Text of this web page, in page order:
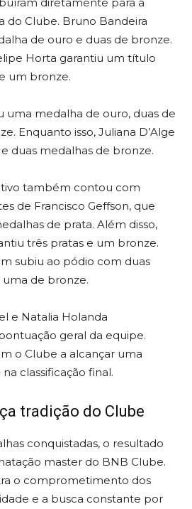
do Clube. Bruno Bandeira
de ouro e duas de bronze.
Horta garantiu um título
um bronze.
uma medalha de ouro, duas de
Enquanto isso, Juliana D’Alge
duas medalhas de bronze.
também contou com
de Francisco Geffson, que
de prata. Além disso,
três pratas e um bronze.
subiu ao pódio com duas
de bronze.
e Natalia Holanda
geral da equipe.
o Clube a alcançar uma
classificação final.
tradição do Clube
conquistadas, o resultado
master do BNB Clube.
o comprometimento dos
e a busca constante por